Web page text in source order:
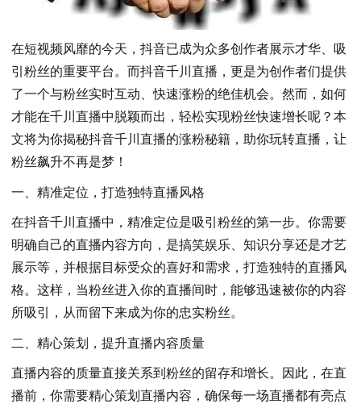
在短视频风靡的今天，抖音已成为众多创作者展示才华、吸
引粉丝的重要平台。而抖音千川直播，更是为创作者们提供
了一个与粉丝实时互动、快速涨粉的绝佳机会。然而，如何
才能在千川直播中脱颖而出，轻松实现粉丝快速增长呢？本
文将为你揭秘抖音千川直播的涨粉秘籍，助你玩转直播，让
粉丝飙升不再是梦！
一、精准定位，打造独特直播风格
在抖音千川直播中，精准定位是吸引粉丝的第一步。你需要
明确自己的直播内容方向，是搞笑娱乐、知识分享还是才艺
展示等，并根据目标受众的喜好和需求，打造独特的直播风
格。这样，当粉丝进入你的直播间时，能够迅速被你的内容
所吸引，从而留下来成为你的忠实粉丝。
二、精心策划，提升直播内容质量
直播内容的质量直接关系到粉丝的留存和增长。因此，在直
播前，你需要精心策划直播内容，确保每一场直播都有亮点